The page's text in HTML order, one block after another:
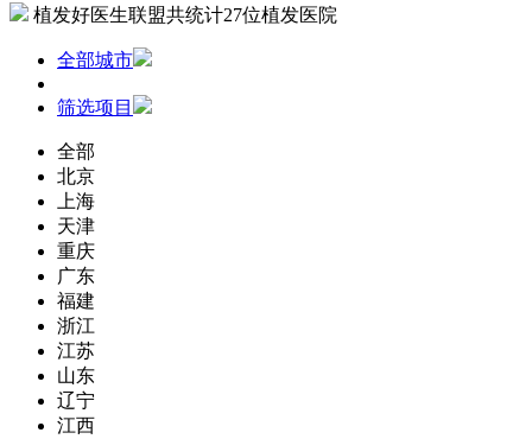
植发好医生联盟共统计27位植发医院
全部城市
筛选项目
全部
北京
上海
天津
重庆
广东
福建
浙江
江苏
山东
辽宁
江西